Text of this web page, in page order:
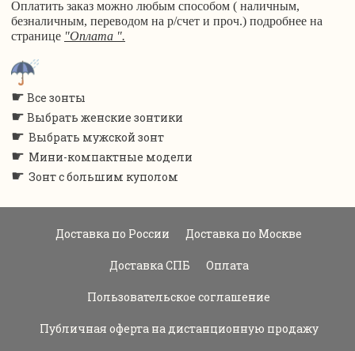
Оплатить заказ можно любым способом ( наличным,
безналичным, переводом на р/счет и проч.) подробнее на
странице "Оплата ".
☛ Все зонты
☛ Выбрать женские зонтики
☛ Выбрать мужской зонт
☛ Мини-компактные модели
☛ Зонт с большим куполом
Доставка по России Доставка по Москве
Доставка СПБ Оплата
Пользовательское соглашение
Публичная оферта на дистанционную продажу